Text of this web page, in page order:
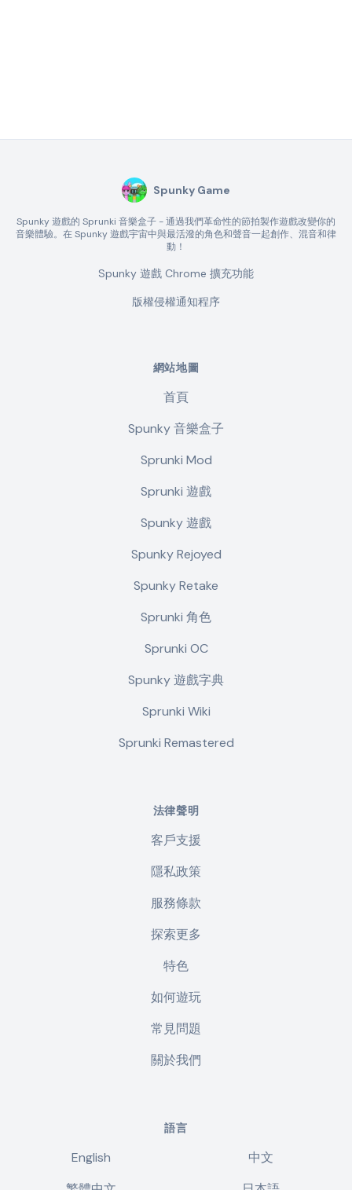
Spunky Game
Spunky 遊戲的 Sprunki 音樂盒子 - 通過我們革命性的節拍製作遊戲改變你的
音樂體驗。在 Spunky 遊戲宇宙中與最活潑的角色和聲音一起創作、混音和律
動！
Spunky 遊戲 Chrome 擴充功能
版權侵權通知程序
網站地圖
首頁
Spunky 音樂盒子
Sprunki Mod
Sprunki 遊戲
Spunky 遊戲
Spunky Rejoyed
Spunky Retake
Sprunki 角色
Sprunki OC
Spunky 遊戲字典
Sprunki Wiki
Sprunki Remastered
法律聲明
客戶支援
隱私政策
服務條款
探索更多
特色
如何遊玩
常見問題
關於我們
語言
English
中文